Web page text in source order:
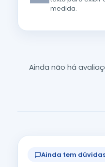
medida.
Ainda não há
Ainda tem